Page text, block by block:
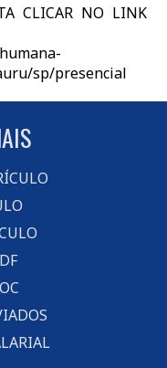
CLICAR NO LINK
sp/presencial